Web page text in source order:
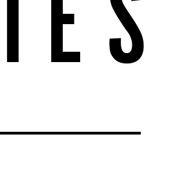
I E S